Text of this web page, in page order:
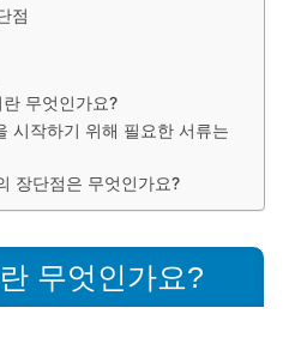
점
무엇인가요?
시작하기 위해 필요한 서류는
장단점은 무엇인가요?
무엇인가요?